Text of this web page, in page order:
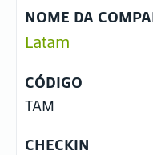
NOME DA
Latam
CÓDIGO
TAM
CHECKIN